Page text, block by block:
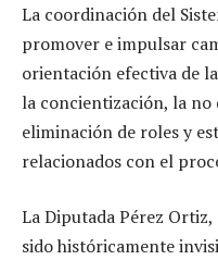
La coordinación del
promover e impulsar
orientación efectiva de
la concientización, la
eliminación de roles y
relacionados con el
La Diputada Pérez
sido históricamente